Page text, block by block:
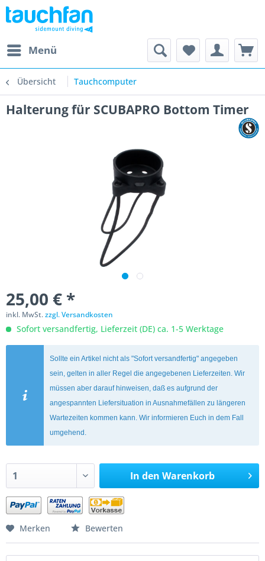
Menü
Übersicht Tauchcomputer
Halterung für SCUBAPRO Bottom Timer
25,00 € *
inkl. MwSt.zzgl. Versandkosten
Sofort versandfertig, Lieferzeit (DE) ca. 1-5 Werktage
Sollte ein Artikel nicht als "Sofort versandfertig" angegeben
sein, gelten in aller Regel die angegebenen Lieferzeiten. Wir
müssen aber darauf hinweisen, daß es aufgrund der
angespannten Liefersituation in Ausnahmefällen zu längeren
Wartezeiten kommen kann. Wir informieren Euch in dem Fall
umgehend.
In den Warenkorb
Merken Bewerten